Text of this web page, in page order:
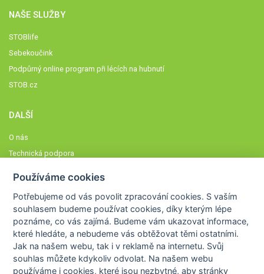
NAŠE SLUŽBY
STOBlife
Sebekoučink
Podpůrný online program při lécích na hubnutí
STOB.cz
DALŠÍ
O nás
Technická podpora
Členové STOBklubu
Zásady nakládání s osobními údaji
Otestujte se
Spočítejte si
Výzva 52
Používáme cookies
Potřebujeme od vás povolit zpracování cookies. S vaším
souhlasem budeme používat cookies, díky kterým lépe
poznáme,co vás zajímá. Budeme vám ukazovat informace,
které hledáte, a nebudeme vás obtěžovat těmi ostatními.
Jak na našem webu, tak i v reklamě na internetu. Svůj
souhlas můžete kdykoliv odvolat. Na našem webu
používáme i cookies, které jsou nezbytné, aby stránky